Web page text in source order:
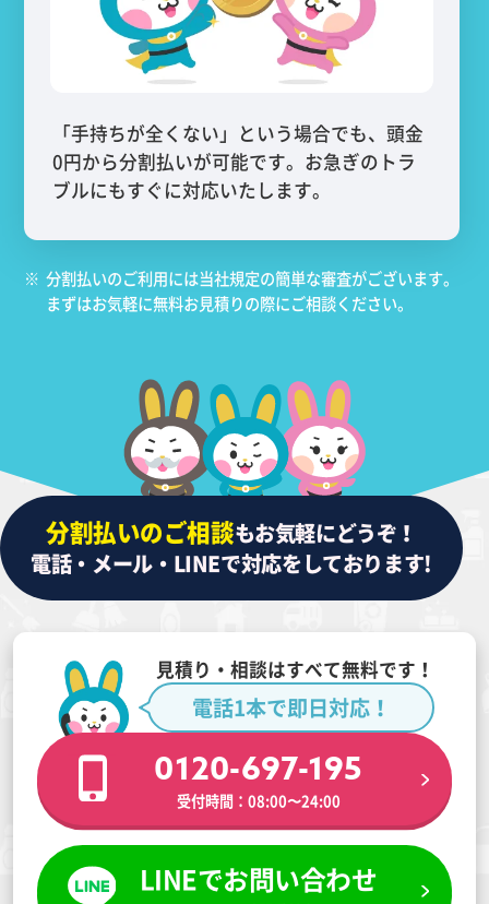
「手持ちが全くない」という場合でも、頭金
0円から分割払いが可能です。お急ぎのトラ
ブルにもすぐに対応いたします。
※ 分割払いのご利用には当社規定の簡単な審査がございます。
まずはお気軽に無料お見積りの際にご相談ください。
分割払いのご相談もお気軽にどうぞ！
電話・メール・LINEで対応をしております!
見積り・相談はすべて無料です！
電話1本で即日対応！
0120-697-195
受付時間：08:00〜24:00
LINEでお問い合わせ